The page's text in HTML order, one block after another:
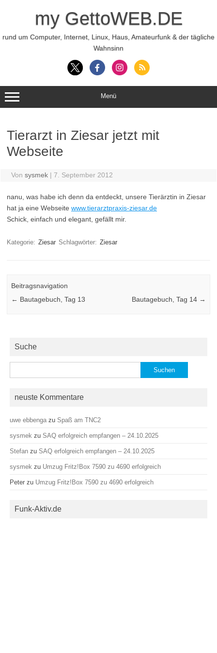
my GettoWEB.DE
rund um Computer, Internet, Linux, Haus, Amateurfunk & der tägliche
Wahnsinn
Menü
Tierarzt in Ziesar jetzt mit
Webseite
Von sysmek | 7. September 2012
nanu, was habe ich denn da entdeckt, unsere Tierärztin in Ziesar
hat ja eine Webseite www.tierarztpraxis-ziesar.de
Schick, einfach und elegant, gefällt mir.
Kategorie: Ziesar Schlagwörter: Ziesar
Beitragsnavigation
← Bautagebuch, Tag 13 Bautagebuch, Tag 14 →
Suche
nach:
neuste Kommentare
uwe ebbenga zu Spaß am TNC2
sysmek zu SAQ erfolgreich empfangen – 24.10.2025
Stefan zu SAQ erfolgreich empfangen – 24.10.2025
sysmek zu Umzug Fritz!Box 7590 zu 4690 erfolgreich
Peter zu Umzug Fritz!Box 7590 zu 4690 erfolgreich
Funk-Aktiv.de